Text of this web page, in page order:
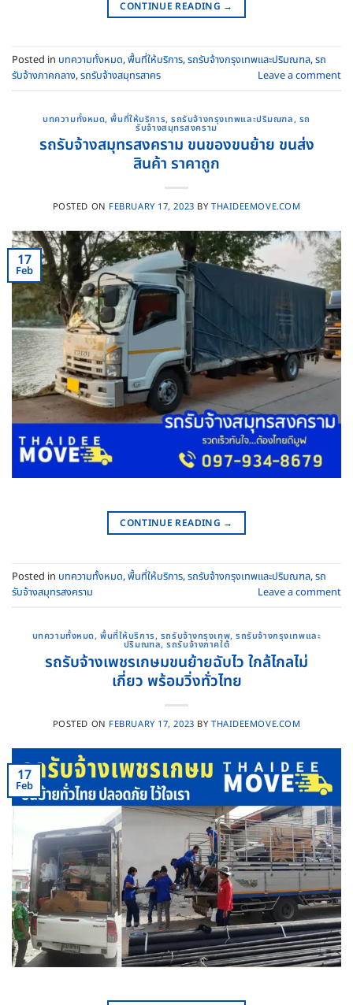
CONTINUE READING →
Posted in บทความทั้งหมด,พื้นที่ให้บริการ,รถรับจ้างกรุงเทพและปริมณฑล,รถ
รับจ้างภาคกลาง,รถรับจ้างสมุทรสาคร Leave a comment
บทความทั้งหมด,พื้นที่ให้บริการ,รถรับจ้างกรุงเทพและปริมณฑล, รถ
รับจ้างสมุทรสงคราม
รถรับจ้างสมุทรสงคราม ขนของขนย้าย ขนส่ง
สินค้า ราคาถูก
POSTED ON FEBRUARY 17, 2023 BY THAIDEEMOVE.COM
17
Feb
CONTINUE READING →
Posted in บทความทั้งหมด,พื้นที่ให้บริการ,รถรับจ้างกรุงเทพและปริมณฑล,รถ
รับจ้างสมุทรสงคราม
Leave a comment
บทความทั้งหมด,พื้นที่ให้บริการ, รถรับจ้างกรุงเทพ,รถรับจ้างกรุงเทพและ
ปริมณฑล,รถรับจ้างภาคใต้
รถรับจ้างเพชรเกษมขนย้ายฉับไว ใกล้ไกลไม่
เกี่ยว พร้อมวิ่งทั่วไทย
POSTED ON FEBRUARY 17, 2023 BY THAIDEEMOVE.COM
17
Feb